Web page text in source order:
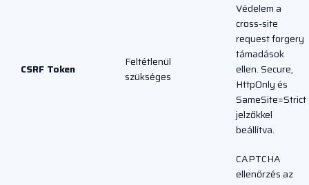
CSRF Token
Feltétlenül
szükséges
Védelem a
cross-site
request forgery
támadások
ellen. Secure,
HttpOnly és
SameSite=Strict
jelzőkkel
beállítva.
CAPTCHA
ellenőrzés az